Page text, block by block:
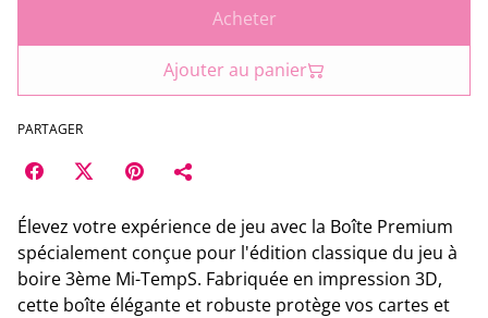
Acheter
Ajouter au panier
PARTAGER
Élevez votre expérience de jeu avec la Boîte Premium
spécialement conçue pour l'édition classique du jeu à
boire 3ème Mi-TempS. Fabriquée en impression 3D,
cette boîte élégante et robuste protège vos cartes et